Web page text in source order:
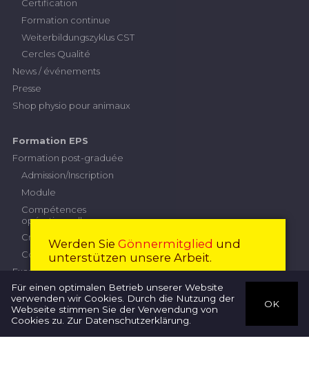
Thérapeutes
Certification
Formation continue
Weiterbildungszyklus CST
Cercles Qualité
News / événements
Presse
Shop physio pour animaux
Formation EPS
Formation post-graduée
Admission/Inscription
Module
Compétences
opérationnelles
Critères de performance
Contribution
Examen professionnel supérieur
Commission d'examen
Inscription
Règlement concernant
Werden Sie Gönnermitglied und
unterstützen unsere Arbeit.
Devenir membre Fermer
Für einen optimalen Betrieb unserer Website
verwenden wir Cookies. Durch die Nutzung der
Webseite stimmen Sie der Verwendung von
Cookies zu. Zur Datenschutzerklärung
OK